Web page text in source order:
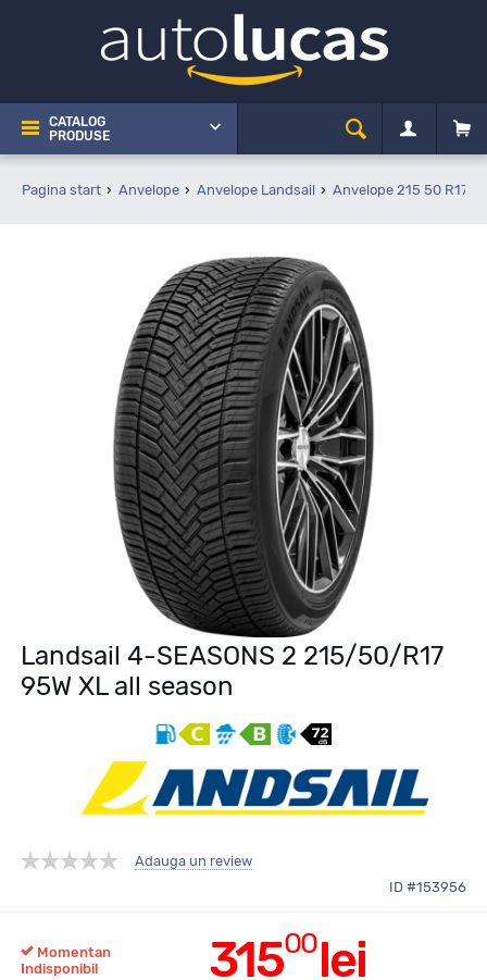
CATALOG
PRODUSE
Pagina start Anvelope Anvelope Landsail Anvelope 215 50 R17
Landsail 4-SEASONS 2 215/50/R17
95W XL all season
Adauga un review
ID #153956
31500lei
Momentan
Indisponibil